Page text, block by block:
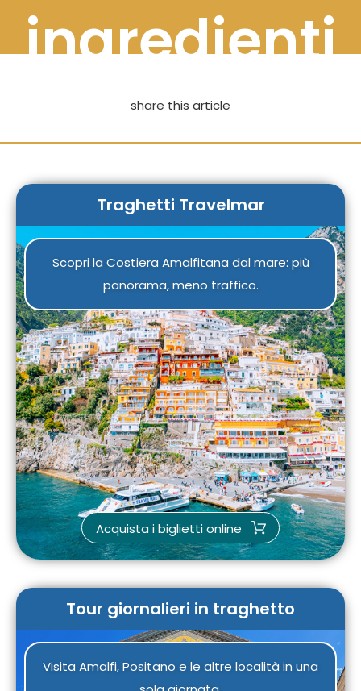
ingredienti
share this article
Traghetti Travelmar
Scopri la Costiera Amalfitana dal mare: più
panorama, meno traffico.
Acquista i biglietti online
Tour giornalieri in traghetto
Visita Amalfi, Positano e le altre località in una